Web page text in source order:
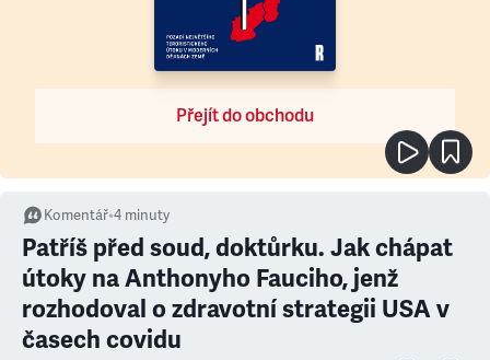
Přejít do obchodu
Komentář•4 minuty
Patříš před soud, doktůrku. Jak chápat
útoky na Anthonyho Fauciho, jenž
rozhodoval o zdravotní strategii USA v
časech covidu